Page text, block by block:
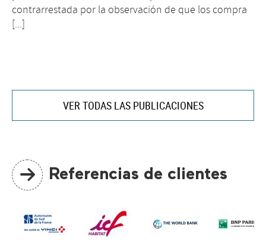
contrarrestada por la observación de que los compra
[...]
VER TODAS LAS PUBLICACIONES
Referencias de clientes